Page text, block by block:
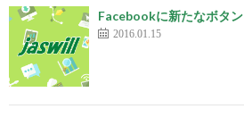
Facebookに新たなボタン
2016.01.15